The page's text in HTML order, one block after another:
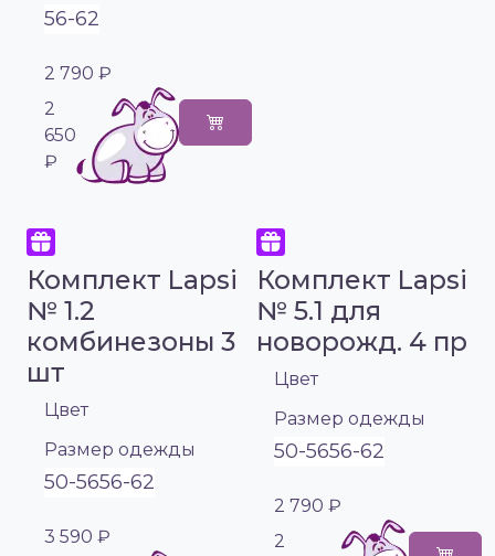
56-62
2 790 ₽
2
650
₽
Комплект Lapsi
№ 1.2
комбинезоны 3
шт
Цвет
Размер одежды
50-5656-62
3 590 ₽
Комплект Lapsi
№ 5.1 для
новорожд. 4 пр
Цвет
Размер одежды
50-5656-62
2 790 ₽
2